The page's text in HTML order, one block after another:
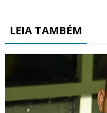
LEIA TAMBÉM